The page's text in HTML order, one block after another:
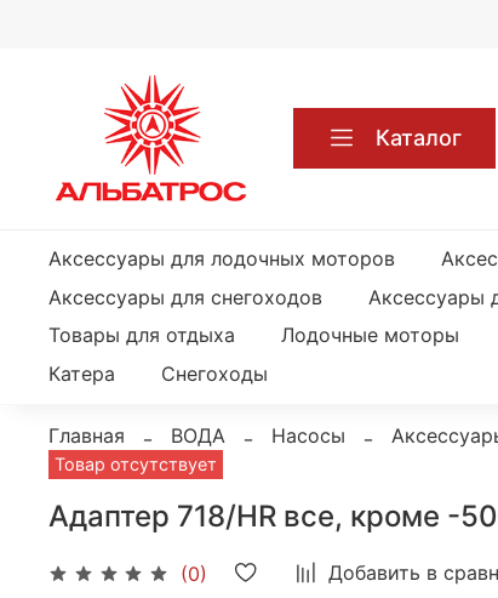
Каталог
Аксессуары для лодочных моторов
Аксессуары для снегоходов
Аксессуары
Товары для отдыха
Лодочные моторы
Катера
Снегоходы
Главная ВОДА Насосы
Товар отсутствует
Адаптер 718/HR все, кроме -
(0) Добавить в